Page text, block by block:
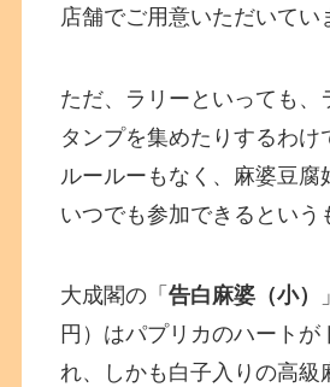
店舗でご用意いただいてい
ただ、ラリーといっても、
タンプを集めたりするわけ
ルールーもなく、麻婆豆腐
いつでも参加できるという
大成閣の「告白麻婆（小）
円）はパプリカのハートが
れ、しかも白子入りの高級